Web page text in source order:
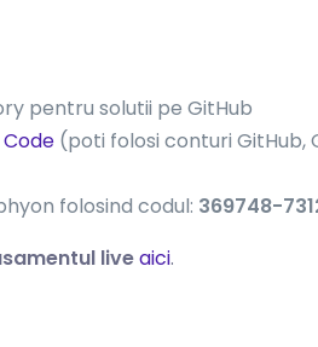
pentru solutii pe GitHub
(poti folosi conturi GitHub,
folosind codul: 369748-
liveaici.